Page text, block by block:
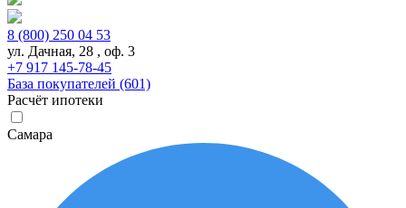
8 (800) 250 04 53
ул. Дачная, 28 , оф. 3
+7 917 145-78-45
База покупателей (601)
Расчёт ипотеки
Самара